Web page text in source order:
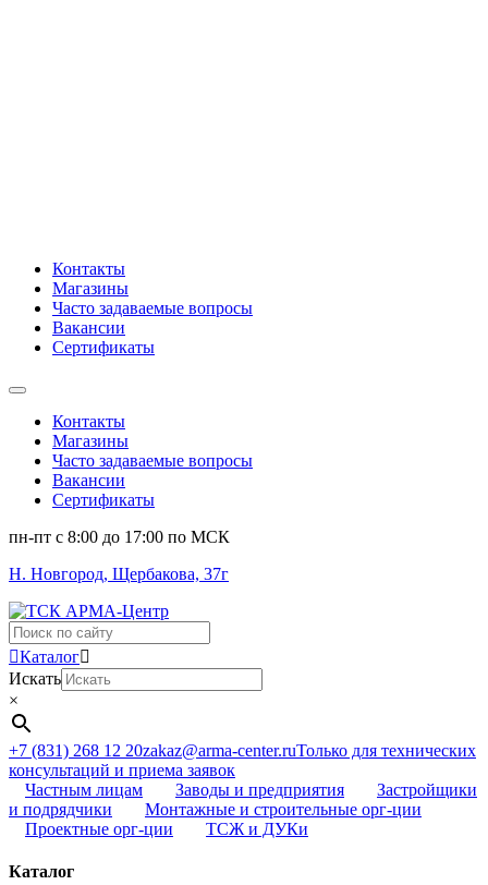
Контакты
Магазины
Часто задаваемые вопросы
Вакансии
Сертификаты
Контакты
Магазины
Часто задаваемые вопросы
Вакансии
Сертификаты
пн-пт c 8:00 до 17:00 по МСК
Н. Новгород, Щербакова, 37г
Поиск
...Каталог
Искать
×
+7 (831) 268 12 20zakaz@arma-center.ruТолько для технических
консультаций и приема заявок
Частным лицам
Заводы и предприятия
Застройщики
и подрядчики
Монтажные и строительные орг-ции
Проектные орг-ции
ТСЖ и ДУКи
Каталог